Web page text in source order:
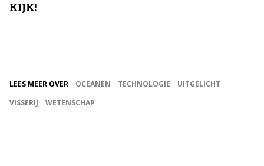
KIJK!
LEES MEER OVER OCEANEN TECHNOLOGIE
UITGELICHT
VISSERIJ
WETENSCHAP